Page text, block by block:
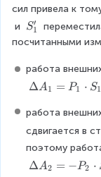
сил привела к
и S
'
1
S1
′
посчитанными
работа
\
el
t
_
ΔA1 = P1 ⋅ S1
работа
сдвигается в
поэтому
\
ΔA2 = −P2 ⋅